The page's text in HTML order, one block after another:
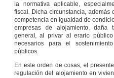
la normativa aplicable,
fiscal. Dicha circunstancia, además
competencia en igualdad de
empresas de alojamiento, daña
general, al privar al erario
necesarios para el
públicos.
En este orden de cosas, el
regulación del alojamiento en